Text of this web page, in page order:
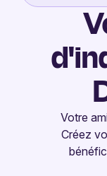
Votre
Créez